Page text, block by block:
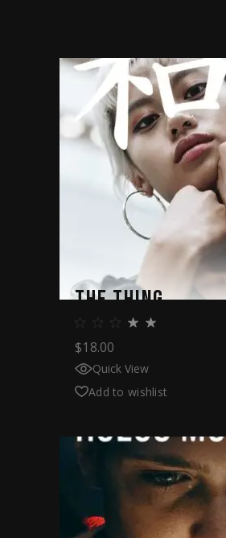
THE THING
$18.00
Quick View
Add to wishlist